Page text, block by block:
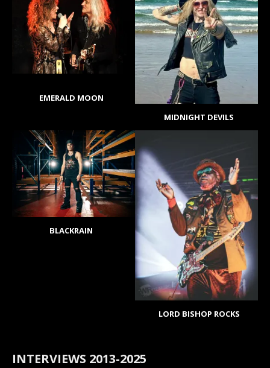
EMERALD MOON
MIDNIGHT DEVILS
BLACKRAIN
LORD BISHOP ROCKS
INTERVIEWS 2013-2025